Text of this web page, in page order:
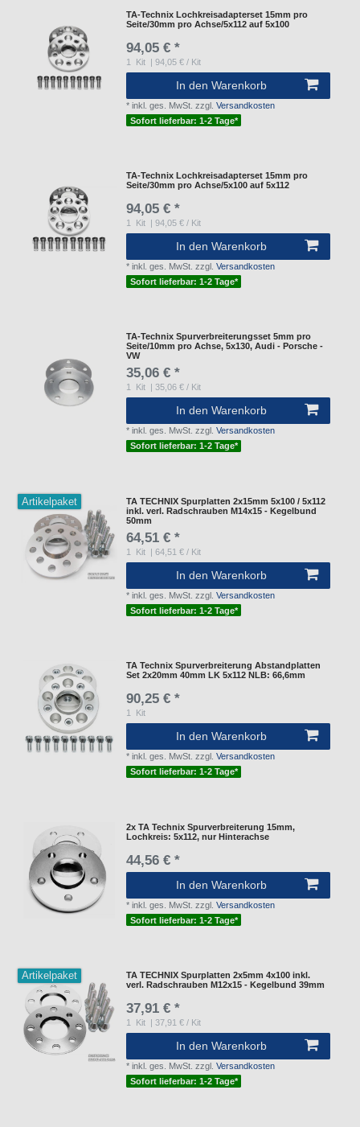
TA-Technix Lochkreisadapterset 15mm pro
Seite/30mm pro Achse/5x112 auf 5x100
94,05 € *
1 Kit | 94,05 € / Kit
In den Warenkorb
*inkl. ges. MwSt. zzgl.Versandkosten
Sofort lieferbar: 1-2 Tage*
TA-Technix Lochkreisadapterset 15mm pro
Seite/30mm pro Achse/5x100 auf 5x112
94,05 € *
1 Kit | 94,05 € / Kit
In den Warenkorb
*inkl. ges. MwSt. zzgl.Versandkosten
Sofort lieferbar: 1-2 Tage*
TA-Technix Spurverbreiterungsset 5mm pro
Seite/10mm pro Achse, 5x130, Audi - Porsche -
VW
35,06 € *
1 Kit | 35,06 € / Kit
In den Warenkorb
*inkl. ges. MwSt. zzgl.Versandkosten
Sofort lieferbar: 1-2 Tage*
Artikelpaket
TA TECHNIX Spurplatten 2x15mm 5x100 / 5x112
inkl. verl. Radschrauben M14x15 - Kegelbund
50mm
64,51 € *
1 Kit | 64,51 € / Kit
In den Warenkorb
*inkl. ges. MwSt. zzgl.Versandkosten
Sofort lieferbar: 1-2 Tage*
TA Technix Spurverbreiterung Abstandplatten
Set 2x20mm 40mm LK 5x112 NLB: 66,6mm
90,25 € *
1 Kit
In den Warenkorb
*inkl. ges. MwSt. zzgl.Versandkosten
Sofort lieferbar: 1-2 Tage*
2x TA Technix Spurverbreiterung 15mm,
Lochkreis: 5x112, nur Hinterachse
44,56 € *
In den Warenkorb
*inkl. ges. MwSt. zzgl.Versandkosten
Sofort lieferbar: 1-2 Tage*
Artikelpaket
TA TECHNIX Spurplatten 2x5mm 4x100 inkl.
verl. Radschrauben M12x15 - Kegelbund 39mm
37,91 € *
1 Kit | 37,91 € / Kit
In den Warenkorb
*inkl. ges. MwSt. zzgl.Versandkosten
Sofort lieferbar: 1-2 Tage*